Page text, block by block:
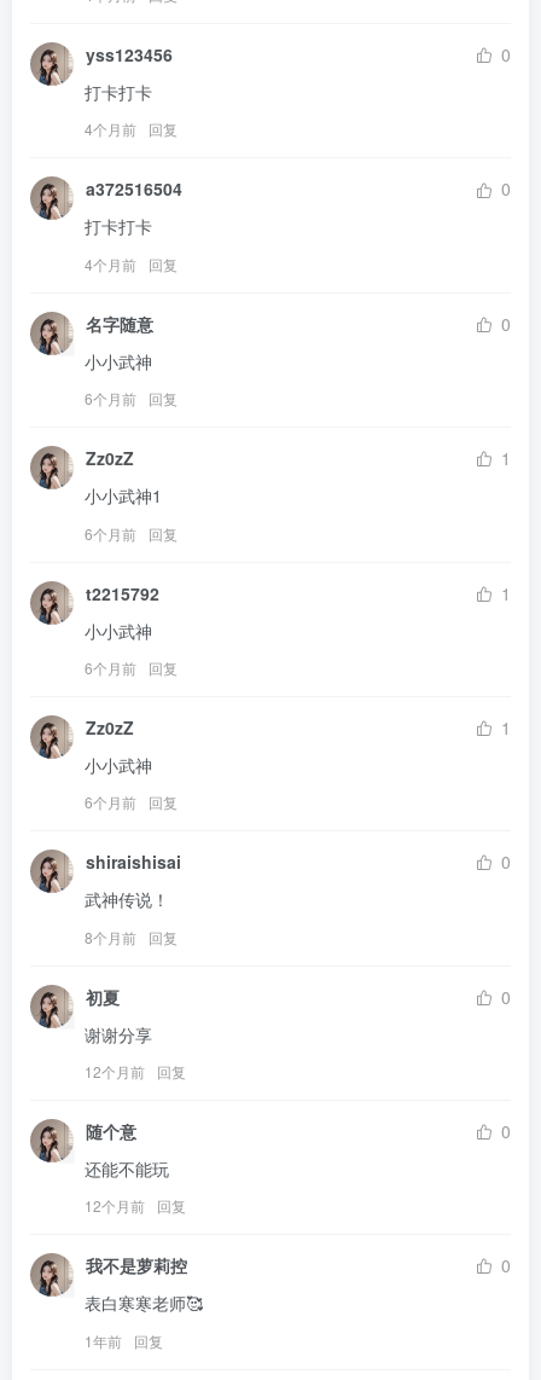
yss123456
0
打卡打卡
4个月前 回复
a372516504
0
打卡打卡
4个月前 回复
名字随意
0
小小武神
6个月前 回复
Zz0zZ
1
小小武神1
6个月前 回复
t2215792
1
小小武神
6个月前 回复
Zz0zZ
1
小小武神
6个月前 回复
shiraishisai
0
武神传说！
8个月前 回复
初夏
0
谢谢分享
12个月前 回复
随个意
0
还能不能玩
12个月前 回复
我不是萝莉控
0
表白寒寒老师🥰
1年前 回复